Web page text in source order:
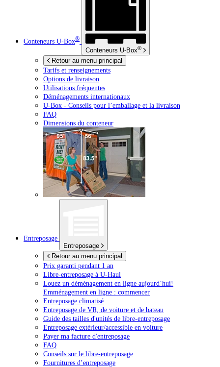
Conteneurs U-Box®
Conteneurs U-Box®
Retour au menu principal
Tarifs et renseignements
Options de livraison
Utilisations fréquentes
Déménagements internationaux
U-Box - Conseils pour l’emballage et la livraison
FAQ
Dimensions du conteneur
Entreposage
Entreposage
Retour au menu principal
Prix garanti pendant 1 an
Libre-entreposage à U-Haul
Louez un déménagement en ligne aujourd’hui!
Emménagement en ligne : commencer
Entreposage climatisé
Entreposage de VR, de voiture et de bateau
Guide des tailles d'unités de libre-entreposage
Entreposage extérieur/accessible en voiture
Payer ma facture d'entreposage
FAQ
Conseils sur le libre-entreposage
Fournitures d’entreposage